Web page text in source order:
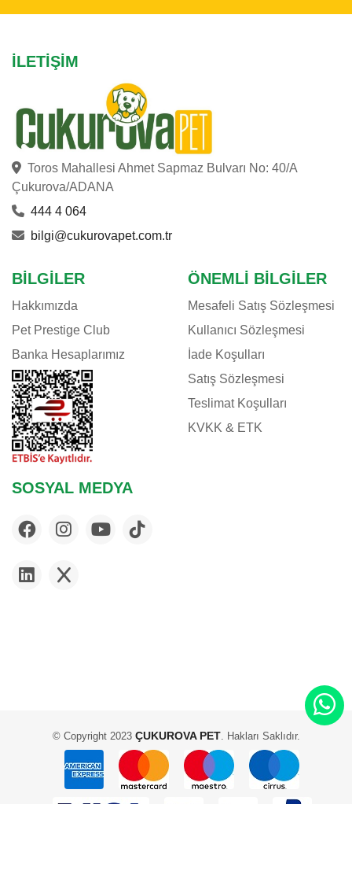
İLETIŞIM
Toros Mahallesi Ahmet Sapmaz Bulvarı No: 40/A
Çukurova/ADANA
444 4 064
bilgi@cukurovapet.com.tr
BILGILER
Hakkımızda
Pet Prestige Club
Banka Hesaplarımız
ÖNEMLI BILGILER
Mesafeli Satış Sözleşmesi
Kullanıcı Sözleşmesi
İade Koşulları
Satış Sözleşmesi
Teslimat Koşulları
KVKK & ETK
SOSYAL MEDYA
© Copyright 2023ÇUKUROVA PET. Hakları Saklıdır.